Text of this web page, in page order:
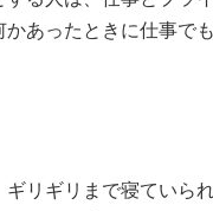
あったときに仕事で
ギリギリまで寝ていら